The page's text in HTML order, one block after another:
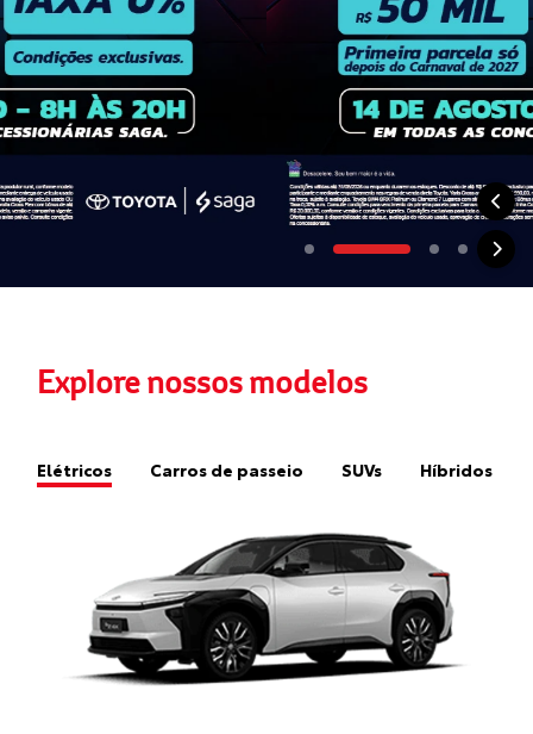
Explore nossos modelos
Elétricos Carros de passeio SUVs Híbridos